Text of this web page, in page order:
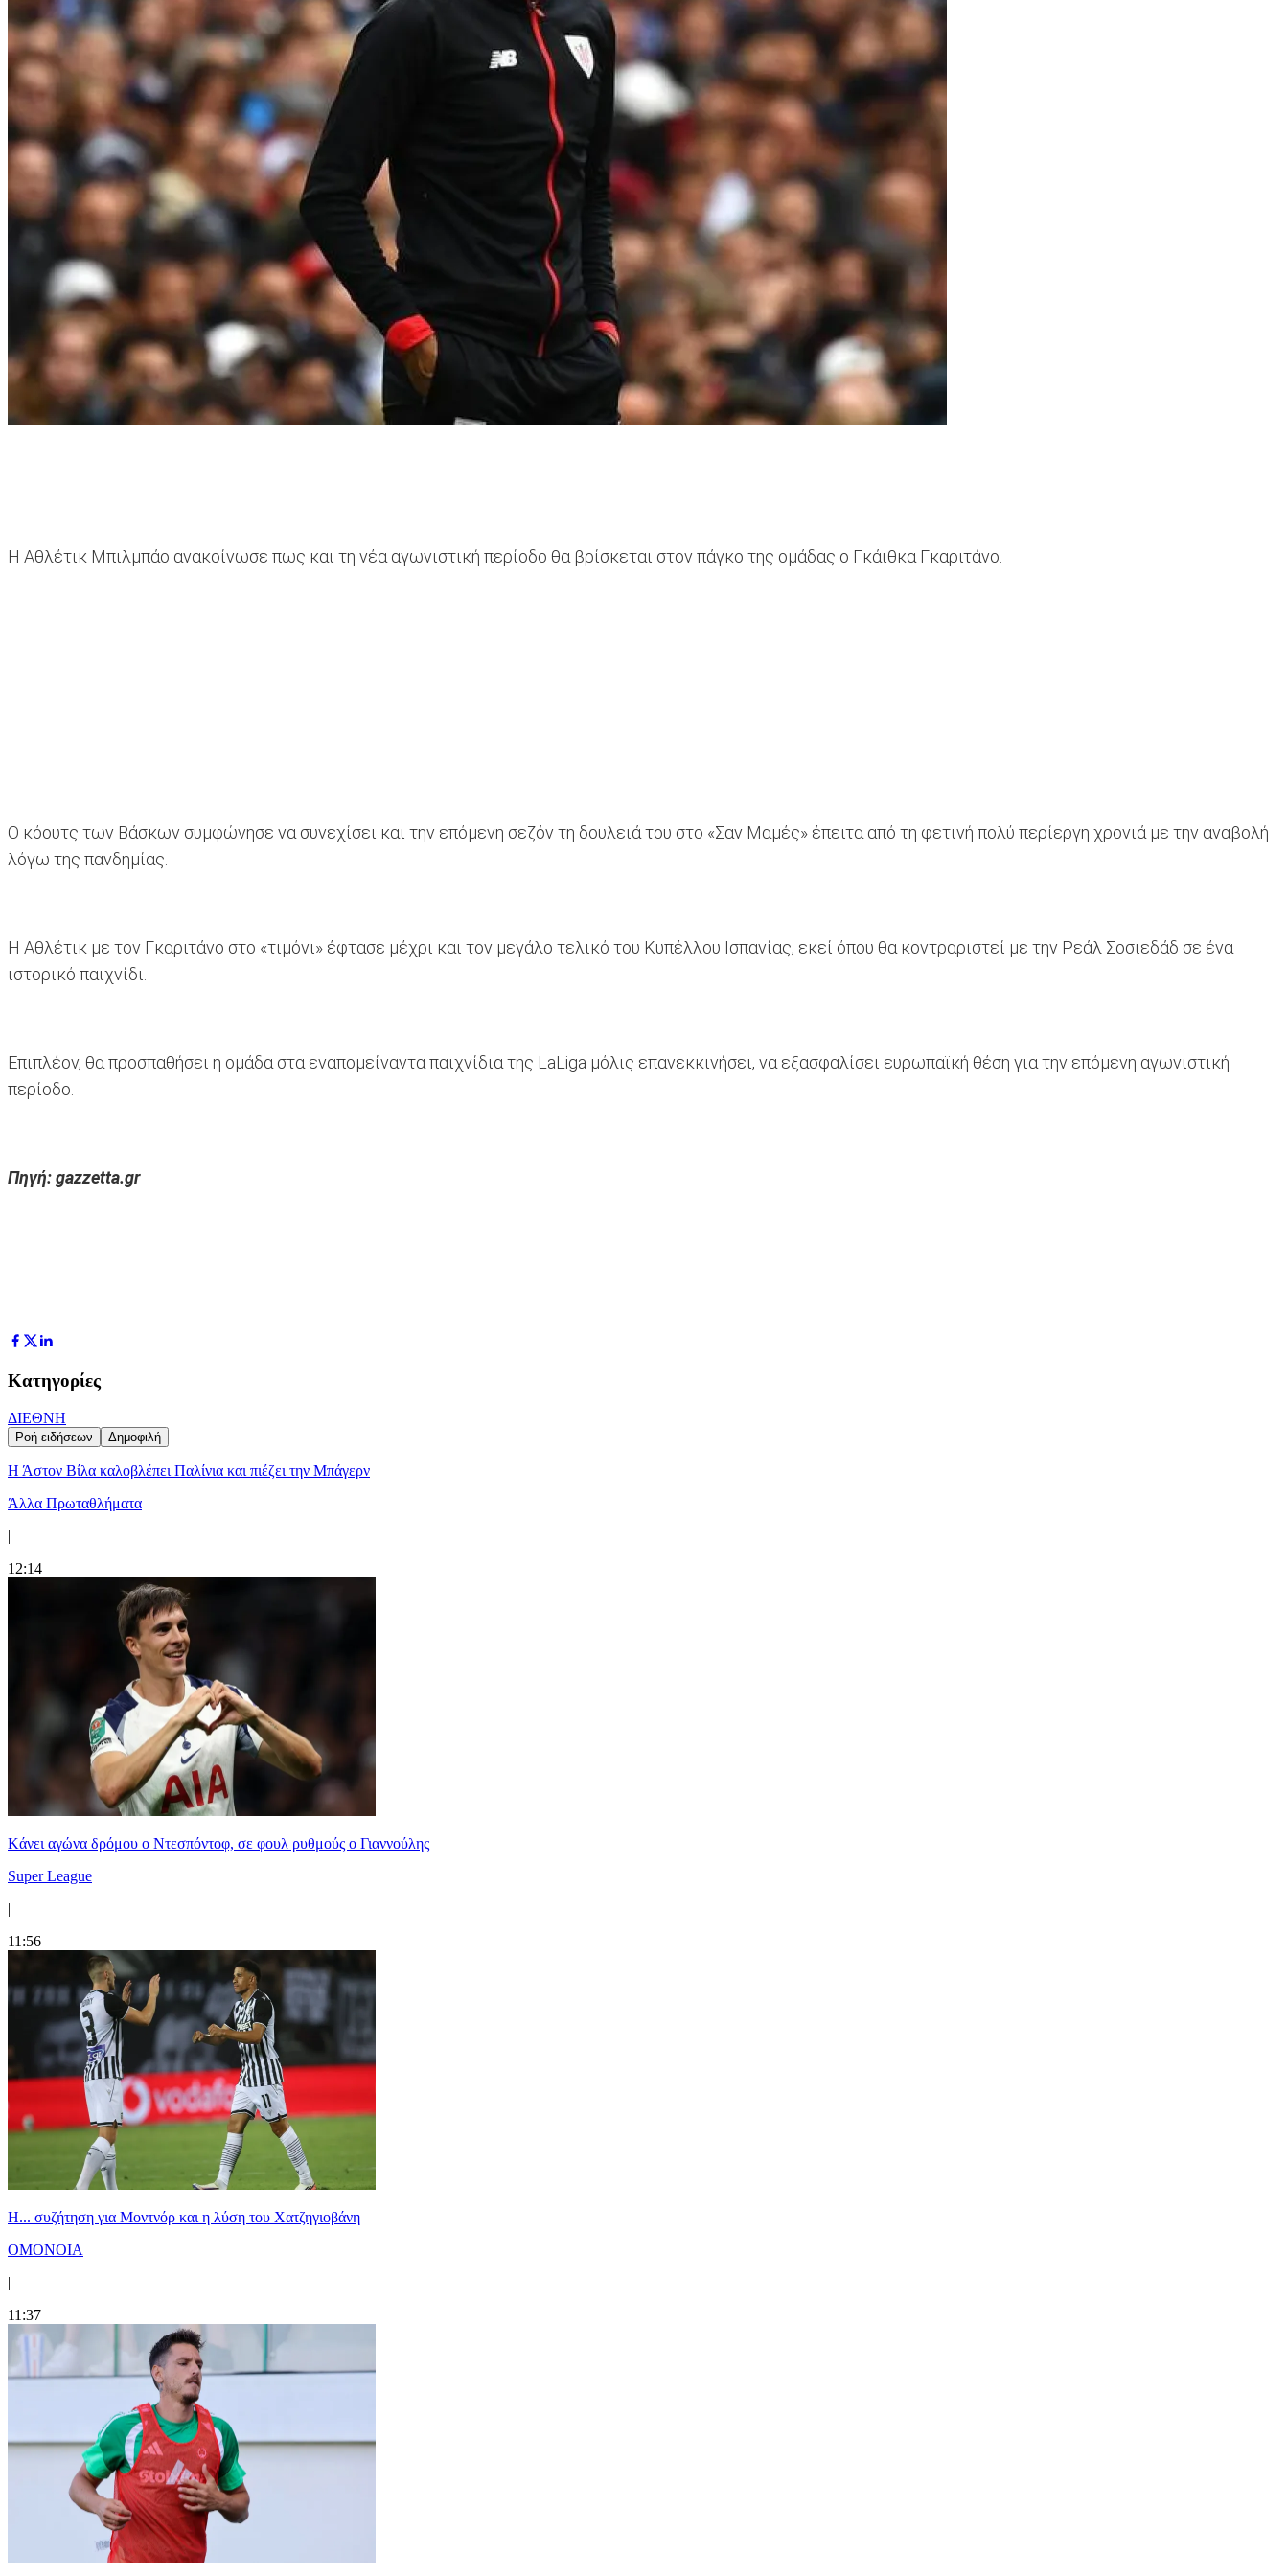
Η Αθλέτικ Μπιλμπάο ανακοίνωσε πως και τη νέα αγωνιστική περίοδο θα βρίσκεται στον πάγκο της ομάδας ο Γκάιθκα Γκαριτάνο.
Ο κόουτς των Βάσκων συμφώνησε να συνεχίσει και την επόμενη σεζόν τη δουλειά του στο «Σαν Μαμές» έπειτα από τη φετινή πολύ περίεργη χρονιά με την αναβολή
λόγω της πανδημίας.
Η Αθλέτικ με τον Γκαριτάνο στο «τιμόνι» έφτασε μέχρι και τον μεγάλο τελικό του Κυπέλλου Ισπανίας, εκεί όπου θα κοντραριστεί με την Ρεάλ Σοσιεδάδ σε ένα
ιστορικό παιχνίδι.
Επιπλέον, θα προσπαθήσει η ομάδα στα εναπομείναντα παιχνίδια της LaLiga μόλις επανεκκινήσει, να εξασφαλίσει ευρωπαϊκή θέση για την επόμενη αγωνιστική
περίοδο.
Πηγή: gazzetta.gr
Κατηγορίες
ΔΙΕΘΝΗ
Ροή ειδήσεων Δημοφιλή
Η Άστον Βίλα καλοβλέπει Παλίνια και πιέζει την Μπάγερν
Άλλα Πρωταθλήματα
|
12:14
Kάνει αγώνα δρόμου ο Ντεσπόντοφ, σε φουλ ρυθμούς ο Γιαννούλης
Super League
|
11:56
Η... συζήτηση για Μοντνόρ και η λύση του Χατζηγιοβάνη
ΟΜΟΝΟΙΑ
|
11:37